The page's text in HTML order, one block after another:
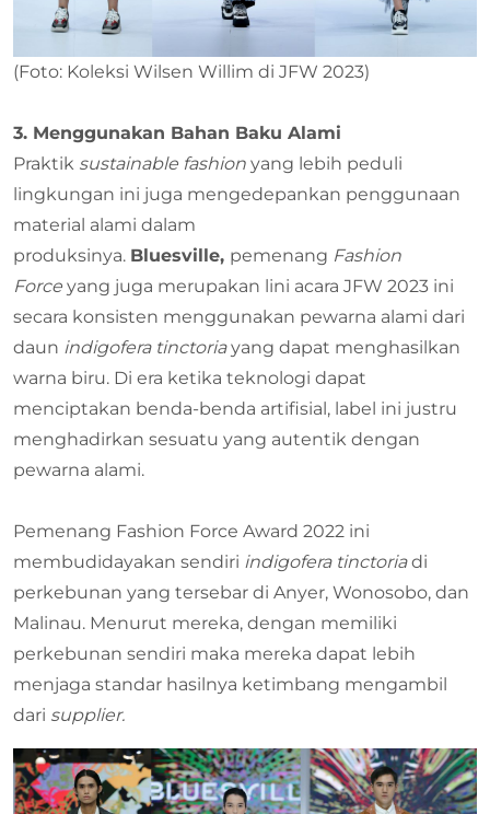
(Foto: Koleksi Wilsen Willim di JFW 2023)
3. Menggunakan Bahan Baku Alami
Praktik sustainable fashion yang lebih peduli
lingkungan ini juga mengedepankan penggunaan
material alami dalam
produksinya. Bluesville, pemenang Fashion
Force yang juga merupakan lini acara JFW 2023 ini
secara konsisten menggunakan pewarna alami dari
daun indigofera tinctoriayang dapat menghasilkan
warna biru. Di era ketika teknologi dapat
menciptakan benda-benda artifisial, label ini justru
menghadirkan sesuatu yang autentik dengan
pewarna alami.
Pemenang Fashion Force Award 2022 ini
membudidayakan sendiri indigofera tinctoriadi
perkebunan yang tersebar di Anyer, Wonosobo, dan
Malinau. Menurut mereka, dengan memiliki
perkebunan sendiri maka mereka dapat lebih
menjaga standar hasilnya ketimbang mengambil
dari supplier.